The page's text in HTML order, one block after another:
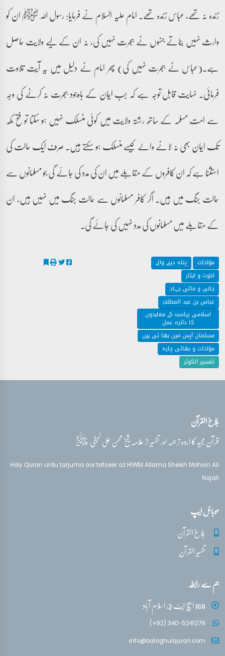
زندہ نہ تھے، عباس زندہ تھے۔ امام علیہ السلام نے فرمایا: رسول اللہ ﷺ ان کو
وارث نہیں بناتے جنہوں نے ہجرت نہیں کی، نہ ان کے لیے ولایت حاصل
ہے۔(عباس نے ہجرت نہیں کی) پھر امام نے دلیل میں یہ آیت تلاوت
فرمائی۔ نہایت قابل توجہ ہے کہ جب ایمان کے باوجود ہجرت نہ کرنے کی وجہ
سے امت مسلمہ کے ساتھ رشتہ ولایت میں کوئی منسلک نہیں ہو سکتا تو فتح مکہ
تک ایمان بھی نہ لانے والے کیسے منسلک ہو سکتے ہیں۔ صرف ایک حالت کی
استثنا ہے کہ ان کافروں کے مقابلے میں ان کی مدد کی جائے گی جو مسلمانوں سے
حالت جنگ میں ہیں۔ اگر کافر مسلمانوں سے حالت جنگ میں نہیں ہیں، ان
کے مقابلے میں مسلمانوں کی مدد نہیں کی جائے گی۔
مؤاخات
پناہ دینے والے
اخوت و ایثار
جانی و مالی جہاد
عباس بن عبد المطلبؓ
اسلامی ریاست کے معاہدوں
کا دائرہ عمل
مسلمان آپس میں بھا ئی ہیں
مؤاخات و بھائی چارہ
تفسیر الکوثر
بلاغ القرآن
قرآن مجید کا اردو ترجمہ اور تفسیر از علامہ شیخ محسن علی نجفیقدس‌سره
Holy Quran urdu tarjuma aor tafseer az HIWM Allama Sheikh Mohsin Ali
Najafi
موبائل ایپ
بلاغ القرآن
تفسیر القرآن
ہم سے رابطہ
168 ایچ ایٹ 2، اسلام آباد
(+92) 340-5241279
info@balaghulquran.com